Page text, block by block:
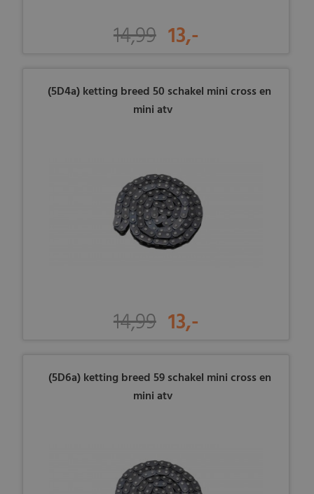
14,99 13,-
(5D4a) ketting breed 50 schakel mini cross en
mini atv
14,99 13,-
(5D6a) ketting breed 59 schakel mini cross en
mini atv